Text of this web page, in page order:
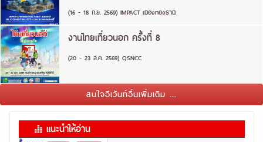
(16 - 18 ก.ย. 2569) IMPACT เมืองทองธานี
งานไทยเที่ยวนอก ครั้งที่ 8
(20 - 23 ส.ค. 2569) QSNCC
สนใจอีเว้นท์อื่นเพิ่มเติม ...
แนะนำให้อ่าน